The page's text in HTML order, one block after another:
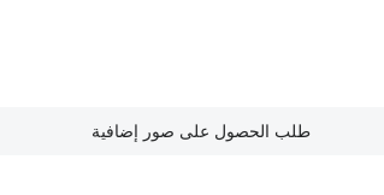
طلب الحصول على صور إضافية